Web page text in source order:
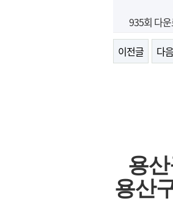
935회 다
이전글
다
용
용산